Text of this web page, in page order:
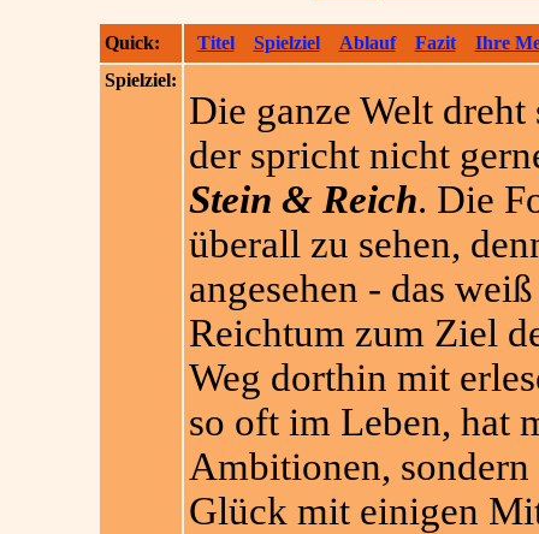
Quick: Titel Spielziel Ablauf Fazit
Ihre
Spielziel:
Die ganze Welt
der spricht nicht
Stein & Reich. Die
überall zu sehen,
angesehen - das
Reichtum zum Ziel
Weg dorthin mit
so oft im Leben, hat
Ambitionen,
Glück mit einigen